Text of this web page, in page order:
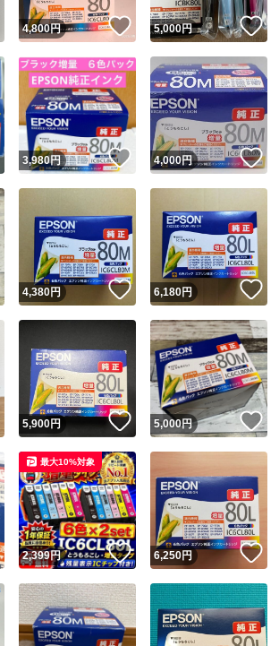
いいね！
4,800円 いいね！
5,000円 い
いいね！
3,980円 いいね！
4,000円 い
いいね！
4,380円 いいね！
6,180円
いいね！
5,900円 いいね！
5,000円 い
いいね！
2,399円 いいね！
最大10%対象
6,250円